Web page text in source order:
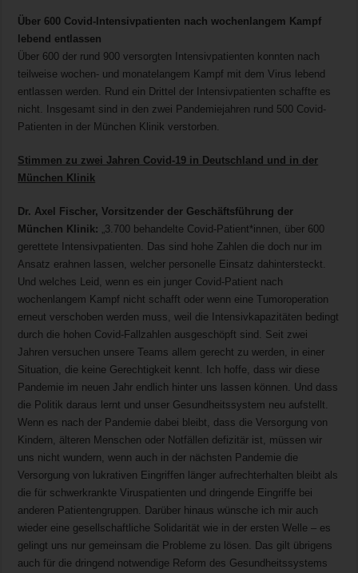
Über 600 Covid-Intensivpatienten nach wochenlangem Kampf
lebend entlassen
Über 600 der rund 900 versorgten Intensivpatienten konnten nach
teilweise wochen- und monatelangem Kampf mit dem Virus lebend
entlassen werden. Rund ein Drittel der Intensivpatienten schaffte es
nicht. Insgesamt sind in den zwei Pandemiejahren rund 500 Covid-
Patienten in der München Klinik verstorben.
Stimmen zu zwei Jahren Covid-19 in Deutschland und in der
München Klinik
Dr. Axel Fischer, Vorsitzender der Geschäftsführung der
München Klinik:
„3.700 behandelte Covid-Patient*innen, über 600
gerettete Intensivpatienten. Das sind hohe Zahlen die doch nur im
Ansatz erahnen lassen, welcher personelle Einsatz dahintersteckt.
Und welches Leid, wenn es ein junger Covid-Patient nach
wochenlangem Kampf nicht schafft oder wenn eine Tumoroperation
erneut verschoben werden muss, weil die Intensivkapazitäten bedingt
durch die hohen Covid-Fallzahlen ausgeschöpft sind. Seit zwei
Jahren versuchen unsere Teams allem gerecht zu werden, in einer
Situation, die keine Gerechtigkeit kennt. Ich hoffe, dass wir diese
Pandemie im neuen Jahr endlich hinter uns lassen können. Und dass
die Politik daraus lernt und unser Gesundheitssystem neu aufstellt.
Wenn es nach der Pandemie dabei bleibt, dass die Versorgung von
Kindern, älteren Menschen oder Notfällen defizitär ist, müssen wir
uns nicht wundern, wenn auch in der nächsten Pandemie die
Versorgung von lukrativen Eingriffen länger aufrechterhalten bleibt als
die für schwerkrankte Viruspatienten und dringende Eingriffe bei
anderen Patientengruppen. Darüber hinaus wünsche ich mir auch
wieder eine gesellschaftliche Solidarität wie in der ersten Welle – es
gelingt uns nur gemeinsam die Probleme zu lösen. Das gilt übrigens
auch für die dringend notwendige Reform des Gesundheitssystems